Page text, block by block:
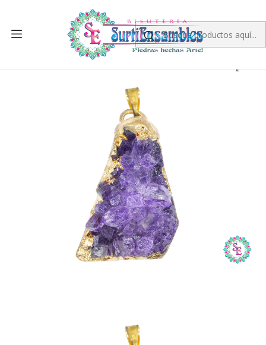
PIEDRA NATURAL
IMITACIÓN DRUSA DIJE AMATISTA DORADA 35*21MM